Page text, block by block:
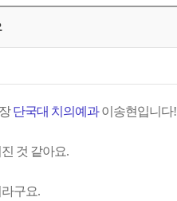
단국대 치의예과이송현입니다!
것 같아요.
구요.